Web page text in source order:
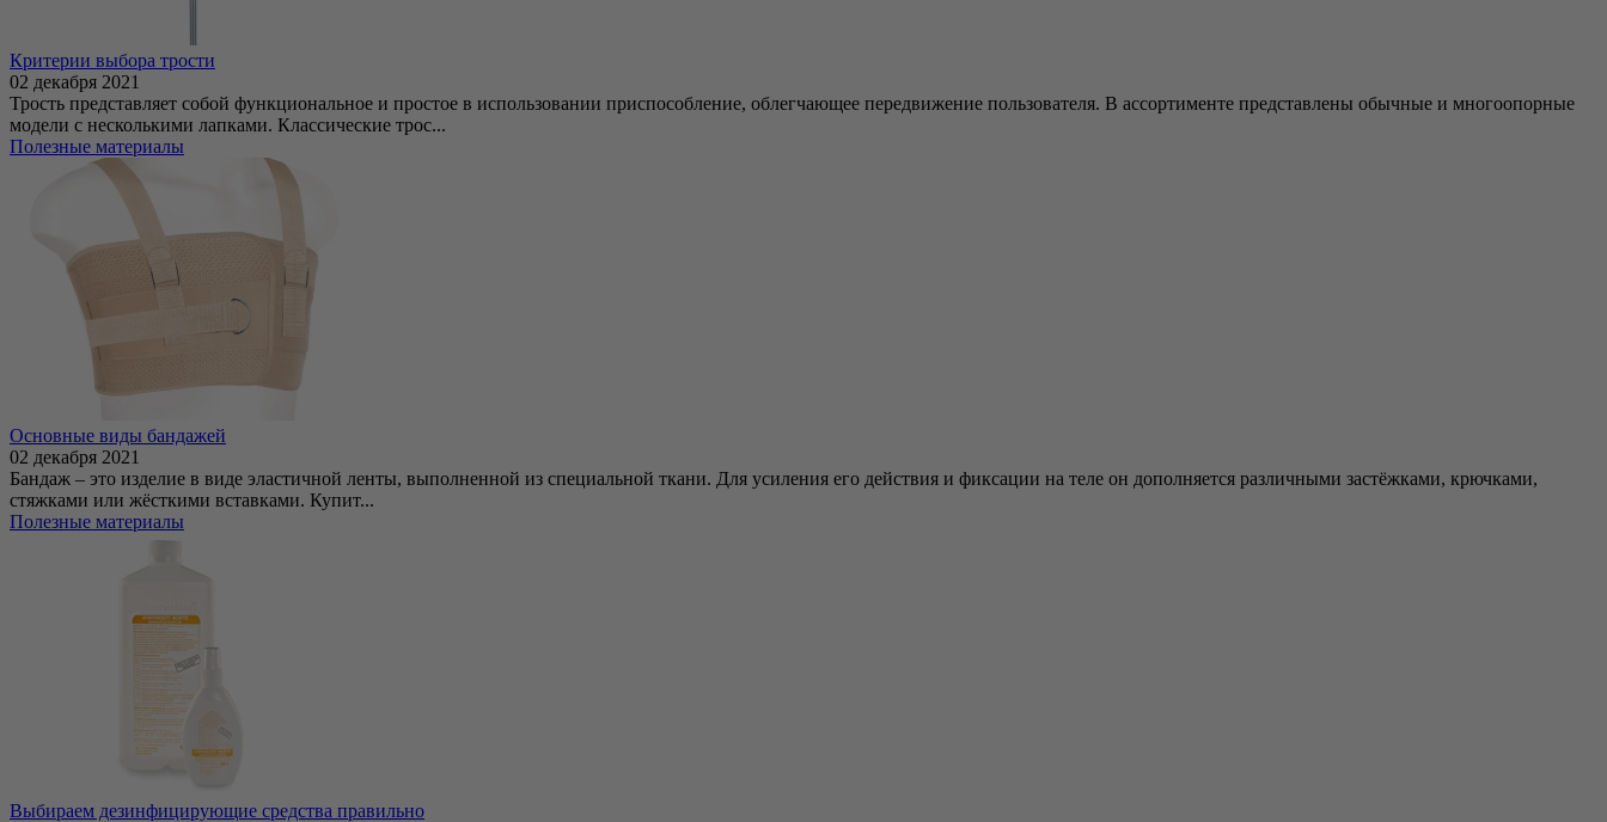
Критерии выбора трости
02 декабря 2021
Трость представляет собой функциональное и простое в использовании приспособление, облегчающее передвижение пользователя. В ассортименте представлены обычные и многоопорные
модели с несколькими лапками. Классические трос...
Полезные материалы
Основные виды бандажей
02 декабря 2021
Бандаж – это изделие в виде эластичной ленты, выполненной из специальной ткани. Для усиления его действия и фиксации на теле он дополняется различными застёжками, крючками,
стяжками или жёсткими вставками. Купит...
Полезные материалы
Выбираем дезинфицирующие средства правильно